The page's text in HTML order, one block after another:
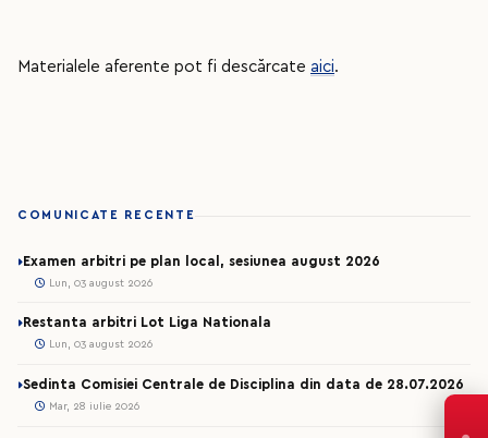
Materialele aferente pot fi descărcate aici.
COMUNICATE RECENTE
Examen arbitri pe plan local, sesiunea august 2026
Lun, 03 august 2026
Restanta arbitri Lot Liga Nationala
Lun, 03 august 2026
Sedinta Comisiei Centrale de Disciplina din data de 28.07.2026
Mar, 28 iulie 2026